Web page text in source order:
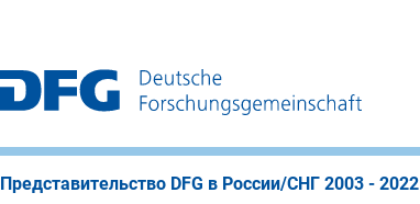
навигации
страницы
Представительство DFG в России/СНГ 2003 - 2022